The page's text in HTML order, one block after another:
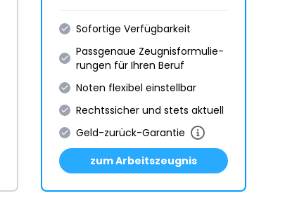
Sofortige Verfügbarkeit
Passgenaue Zeugnis­formulie­
rungen für Ihren Beruf
Noten flexibel einstellbar
Rechtssicher und stets aktuell
Geld-zurück-Garantie
zum Arbeitszeugnis